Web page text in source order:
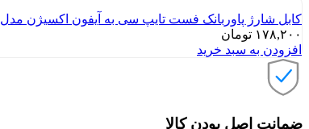
کابل شارژ پاوربانک فست تایپ سی به آیفون اکسیژن مدل LX22
۱۷۸,۲۰۰ تومان
افزودن به سبد خرید
ضمانت اصل بودن کالا